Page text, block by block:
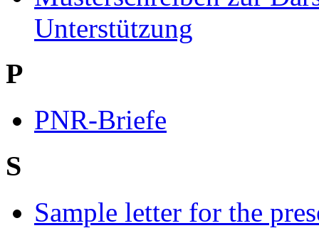
Unterstützung
P
PNR-Briefe
S
Sample letter for the